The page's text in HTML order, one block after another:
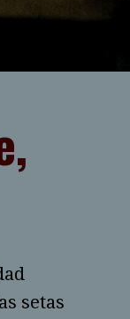
setas